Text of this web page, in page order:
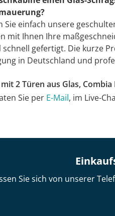
Sie einfach unsere
mit Ihnen Ihre
gefertigt. Die kurze
in Deutschland und
2 Türen aus Glas, Combia
Sie per E-Mail, im Live-
Sie sich von unserer